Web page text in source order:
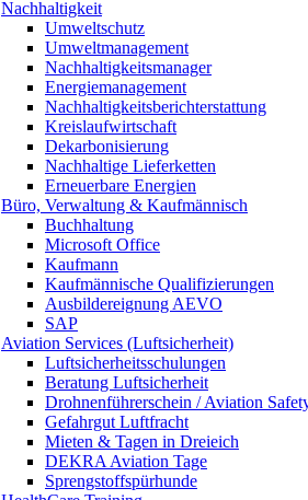
Nachhaltigkeit
Umweltschutz
Umweltmanagement
Nachhaltigkeitsmanager
Energiemanagement
Nachhaltigkeitsberichterstattung
Kreislaufwirtschaft
Dekarbonisierung
Nachhaltige Lieferketten
Erneuerbare Energien
Büro, Verwaltung & Kaufmännisch
Buchhaltung
Microsoft Office
Kaufmann
Kaufmännische Qualifizierungen
Ausbildereignung AEVO
SAP
Aviation Services (Luftsicherheit)
Luftsicherheitsschulungen
Beratung Luftsicherheit
Drohnenführerschein / Aviation
Gefahrgut Luftfracht
Mieten & Tagen in Dreieich
DEKRA Aviation Tage
Sprengstoffspürhunde